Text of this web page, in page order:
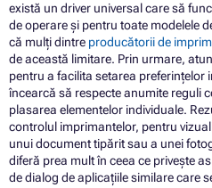
există un driver universal care să
de operare și pentru toate modelele
că mulți dintre producătorii de
de această limitare. Prin urmare,
pentru a facilita setarea preferințelor
încearcă să respecte anumite reguli
plasarea elementelor individuale.
controlul imprimantelor, pentru
unui document tipărit sau a unei
diferă prea mult în ceea ce privește
de dialog de aplicațiile similare care